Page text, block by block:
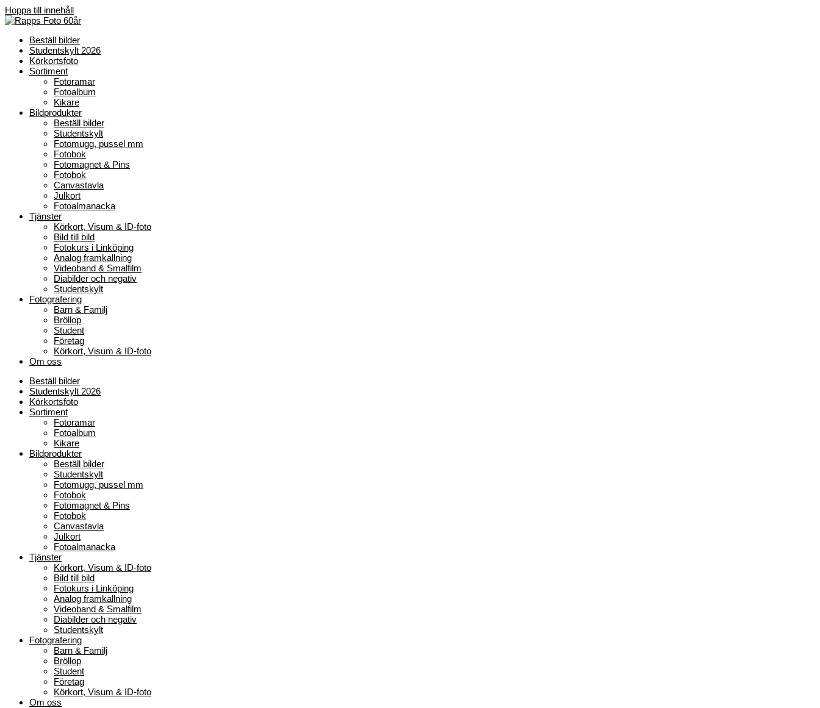
Hoppa till innehåll
Beställ bilder
Studentskylt 2026
Körkortsfoto
Sortiment
Fotoramar
Fotoalbum
Kikare
Bildprodukter
Beställ bilder
Studentskylt
Fotomugg, pussel mm
Fotobok
Fotomagnet & Pins
Fotobok
Canvastavla
Julkort
Fotoalmanacka
Tjänster
Körkort, Visum & ID-foto
Bild till bild
Fotokurs i Linköping
Analog framkallning
Videoband & Smalfilm
Diabilder och negativ
Studentskylt
Fotografering
Barn & Familj
Bröllop
Student
Företag
Körkort, Visum & ID-foto
Om oss
Beställ bilder
Studentskylt 2026
Körkortsfoto
Sortiment
Fotoramar
Fotoalbum
Kikare
Bildprodukter
Beställ bilder
Studentskylt
Fotomugg, pussel mm
Fotobok
Fotomagnet & Pins
Fotobok
Canvastavla
Julkort
Fotoalmanacka
Tjänster
Körkort, Visum & ID-foto
Bild till bild
Fotokurs i Linköping
Analog framkallning
Videoband & Smalfilm
Diabilder och negativ
Studentskylt
Fotografering
Barn & Familj
Bröllop
Student
Företag
Körkort, Visum & ID-foto
Om oss